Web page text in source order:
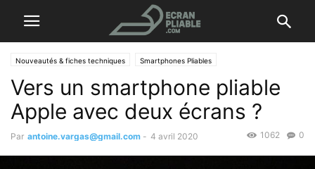
Nouveautés & fiches techniques Smartphones Pliables
Vers un smartphone pliable
Apple avec deux écrans ?
Par antoine.vargas@gmail.com - 4 avril 2020 0
1062